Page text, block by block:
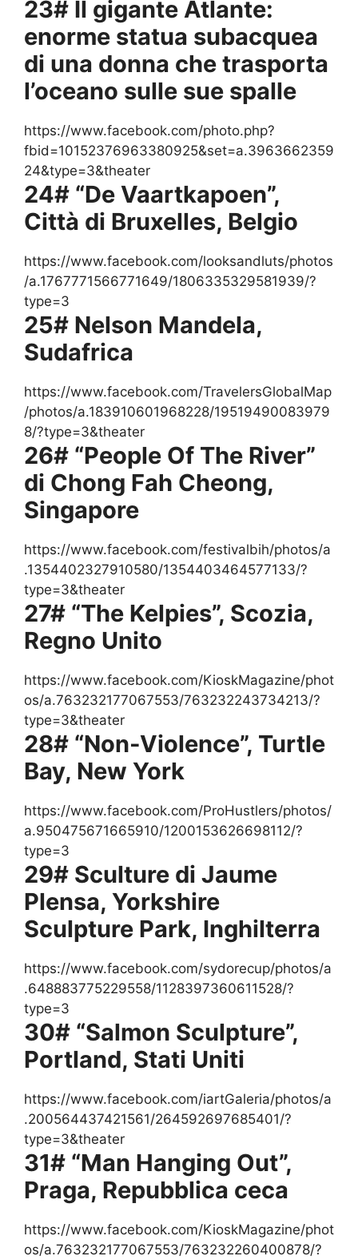
23# Il gigante Atlante:
enorme statua subacquea
di una donna che trasporta
l’oceano sulle sue spalle
https://www.facebook.com/photo.php?
fbid=10152376963380925&set=a.3963662359
24&type=3&theater
24# “De Vaartkapoen”,
Città di Bruxelles, Belgio
https://www.facebook.com/looksandluts/photos
/a.1767771566771649/1806335329581939/?
type=3
25# Nelson Mandela,
Sudafrica
https://www.facebook.com/TravelersGlobalMap
/photos/a.183910601968228/19519490083979
8/?type=3&theater
26# “People Of The River”
di Chong Fah Cheong,
Singapore
https://www.facebook.com/festivalbih/photos/a
.1354402327910580/1354403464577133/?
type=3&theater
27# “The Kelpies”, Scozia,
Regno Unito
https://www.facebook.com/KioskMagazine/phot
os/a.763232177067553/763232243734213/?
type=3&theater
28# “Non-Violence”, Turtle
Bay, New York
https://www.facebook.com/ProHustlers/photos/
a.950475671665910/1200153626698112/?
type=3
29# Sculture di Jaume
Plensa, Yorkshire
Sculpture Park, Inghilterra
https://www.facebook.com/sydorecup/photos/a
.648883775229558/1128397360611528/?
type=3
30# “Salmon Sculpture”,
Portland, Stati Uniti
https://www.facebook.com/iartGaleria/photos/a
.200564437421561/264592697685401/?
type=3&theater
31# “Man Hanging Out”,
Praga, Repubblica ceca
https://www.facebook.com/KioskMagazine/phot
os/a.763232177067553/763232260400878/?